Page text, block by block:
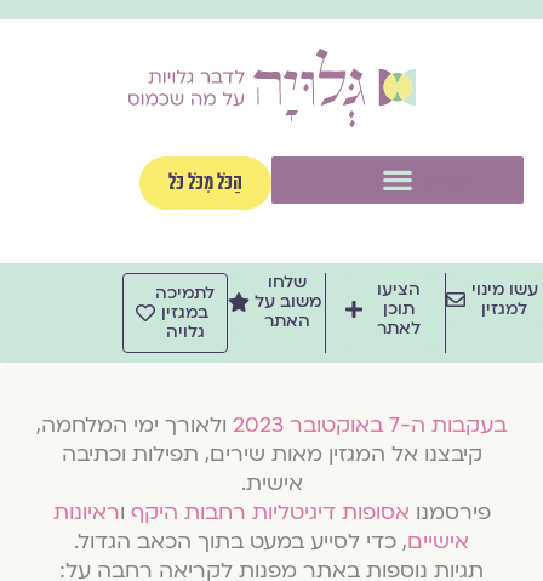
הַכֹּל מִכֹּל כֹּל
מינוי
למגזין
הציעו
תוכן
לאתר
שלחו
משוב על
האתר
לתמיכה
במגזין
גלויה
בעקבות ה-7 באוקטובר 2023
ולאורך ימי המלחמה,
קיבצנו אל המגזין מאות שירים, תפילות וכתיבה
אישית.
פירסמנואסופות דיגיטליות רחבות היקףוראיונות
אישיים, כדי לסייע במעט בתוך הכאב הגדול.
תגיות נוספות באתר מפנות לקריאה רחבה על: